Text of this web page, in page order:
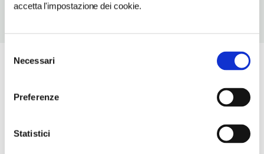
accetta l'impostazione dei cookie.
delNecessari
Preferenze
Statistici